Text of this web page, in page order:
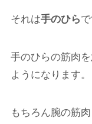
それは手のひらで
手のひらの筋肉
ようになります。
もちろん腕の筋